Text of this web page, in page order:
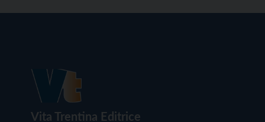
Vita Trentina Editrice